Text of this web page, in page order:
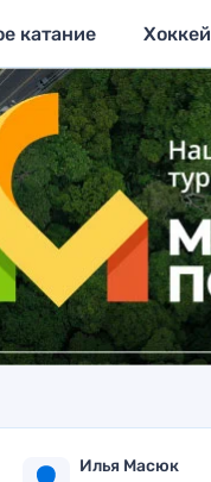
катание Хоккей
Илья Масюк